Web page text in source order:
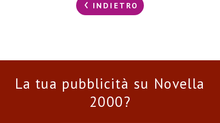
INDIETRO
La tua pubblicità su Novella
2000?